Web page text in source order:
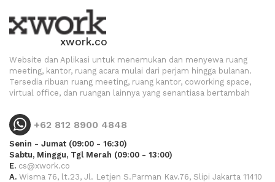
xwork.co
Website dan Aplikasi untuk menemukan dan menyewa ruang
meeting, kantor, ruang acara mulai dari perjam hingga bulanan.
Tersedia ribuan ruang meeting, ruang kantor, coworking space,
virtual office, dan ruangan lainnya yang senantiasa bertambah
+62 812 8900 4848
Senin - Jumat (09:00 - 16:30)
Sabtu, Minggu, Tgl Merah (09:00 - 13:00)
E. cs@xwork.co
A. Wisma 76, lt.23, Jl. Letjen S.Parman Kav.76, Slipi Jakarta 11410